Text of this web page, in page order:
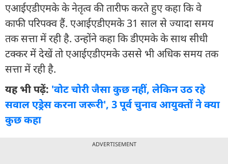
एआईएडीएमके के नेतृत्व की तारीफ करते हुए कहा कि वे
काफी परिपक्व हैं. एआईएडीएमके 31 साल से ज्यादा समय
तक सत्ता में रही है. उन्होंने कहा कि डीएमके के साथ सीधी
टक्कर में देखें तो एआईएडीएमके उससे भी अधिक समय तक
सत्ता में रही है.
यह भी पढ़ें: 'वोट चोरी जैसा कुछ नहीं, लेकिन उठ रहे
सवाल एड्रेस करना जरूरी', 3 पूर्व चुनाव आयुक्तों ने क्या
कुछ कहा
ADVERTISEMENT